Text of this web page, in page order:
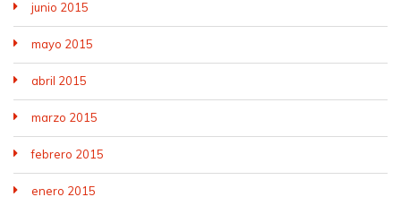
junio 2015
mayo 2015
abril 2015
marzo 2015
febrero 2015
enero 2015